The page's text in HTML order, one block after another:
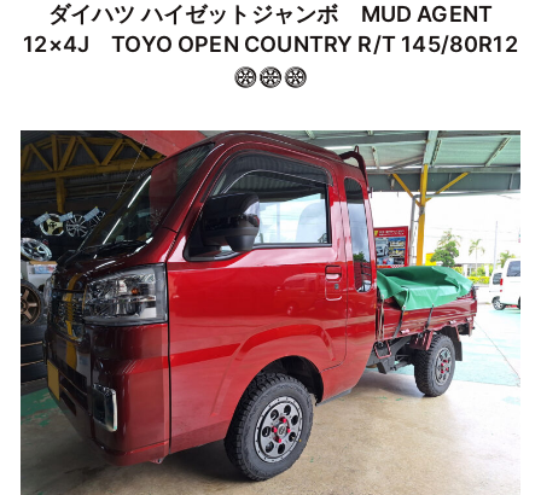
ダイハツ ハイゼットジャンボ MUD AGENT
12×4J TOYO OPEN COUNTRY R/T 145/80R12